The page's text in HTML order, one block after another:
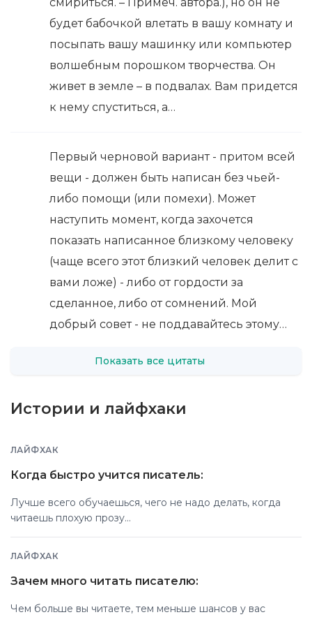
будет бабочкой влетать в вашу комнату и
посыпать вашу машинку или компьютер
волшебным порошком творчества. Он
живет в земле – в подвалах. Вам придется
к нему спуститься, а…
Первый черновой вариант - притом всей
вещи - должен быть написан без чьей-
либо помощи (или помехи). Может
наступить момент, когда захочется
показать написанное близкому человеку
(чаще всего этот близкий человек делит с
вами ложе) - либо от гордости за
сделанное, либо от сомнений. Мой
добрый совет - не поддавайтесь этому…
Показать все цитаты
Истории и лайфхаки
ЛАЙФХАК
Когда быстро учится писатель:
Лучше всего обучаешься, чего не надо делать, когда
читаешь плохую прозу...
ЛАЙФХАК
Зачем много читать писателю:
Чем больше вы читаете, тем меньше шансов у вас